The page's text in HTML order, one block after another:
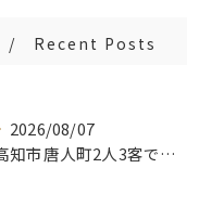
Recent Posts
2026/08/07
高知市唐人町2人3客です🌿